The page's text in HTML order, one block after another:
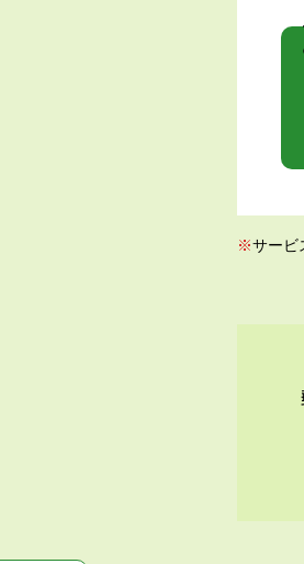
※サービ